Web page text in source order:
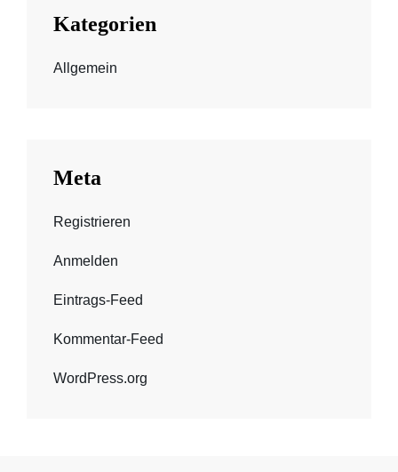
Kategorien
Allgemein
Meta
Registrieren
Anmelden
Eintrags-Feed
Kommentar-Feed
WordPress.org